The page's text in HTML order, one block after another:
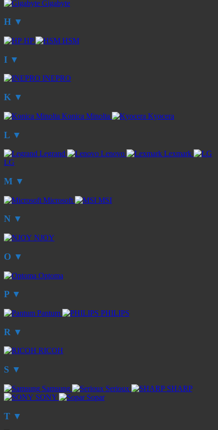
Gigabyte
H ▼
HP HSM
I ▼
INEPRO
K ▼
Konica Minolta Kyocera
L ▼
Legrand Lenovo
Lexmark
LG
M ▼
Microsoft MSI
N ▼
NJOY
O ▼
Optoma
P ▼
Pantum PHILIPS
R ▼
RICOH
S ▼
Samsung Serioux
SHARP
SONY
Sopar
T ▼